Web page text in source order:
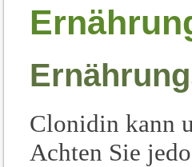
Clonidin kann
Achten Sie